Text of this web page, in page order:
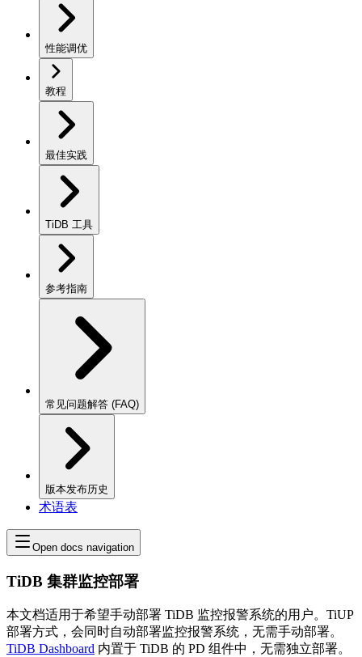
性能调优
教程
最佳实践
TiDB 工具
参考指南
常见问题解答 (FAQ)
版本发布历史
术语表
Open docs navigation
TiDB 集群监控部署
本文档适用于希望手动部署 TiDB 监控报警系统的用户。TiUP
部署方式，会同时自动部署监控报警系统，无需手动部署。
TiDB Dashboard 内置于 TiDB 的 PD 组件中，无需独立部署。